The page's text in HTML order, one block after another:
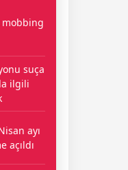
mobbing
suça
ilgili
ayı
açıldı